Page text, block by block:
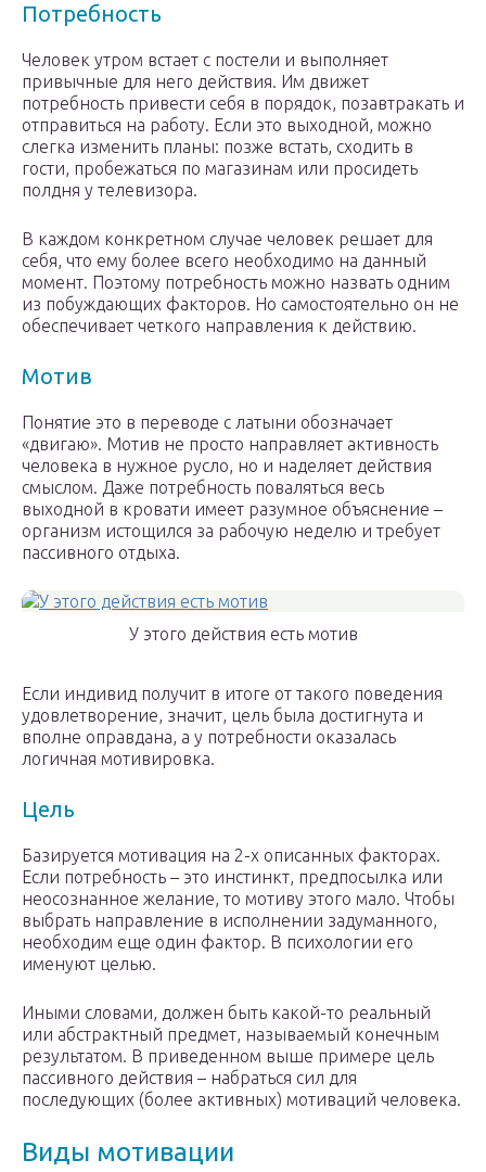
Потребность
Человек утром встает с постели и выполняет
привычные для него действия. Им движет
потребность привести себя в порядок, позавтракать и
отправиться на работу. Если это выходной, можно
слегка изменить планы: позже встать, сходить в
гости, пробежаться по магазинам или просидеть
полдня у телевизора.
В каждом конкретном случае человек решает для
себя, что ему более всего необходимо на данный
момент. Поэтому потребность можно назвать одним
из побуждающих факторов. Но самостоятельно он не
обеспечивает четкого направления к действию.
Мотив
Понятие это в переводе с латыни обозначает
«двигаю». Мотив не просто направляет активность
человека в нужное русло, но и наделяет действия
смыслом. Даже потребность поваляться весь
выходной в кровати имеет разумное объяснение –
организм истощился за рабочую неделю и требует
пассивного отдыха.
У этого действия есть мотив
Если индивид получит в итоге от такого поведения
удовлетворение, значит, цель была достигнута и
вполне оправдана, а у потребности оказалась
логичная мотивировка.
Цель
Базируется мотивация на 2-х описанных факторах.
Если потребность – это инстинкт, предпосылка или
неосознанное желание, то мотиву этого мало. Чтобы
выбрать направление в исполнении задуманного,
необходим еще один фактор. В психологии его
именуют целью.
Иными словами, должен быть какой-то реальный
или абстрактный предмет, называемый конечным
результатом. В приведенном выше примере цель
пассивного действия – набраться сил для
последующих (более активных) мотиваций человека.
Виды мотивации